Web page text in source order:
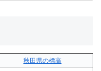
秋田県の標高